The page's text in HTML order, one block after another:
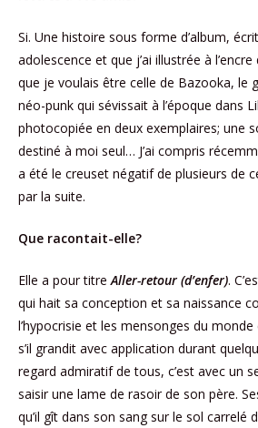
Si. Une histoire sous forme d’album,
adolescence et que j’ai illustrée à
que je voulais être celle de Bazooka, le
néo-punk qui sévissait à l’époque dans
photocopiée en deux exemplaires; une
destiné à moi seul… J’ai compris
a été le creuset négatif de plusieurs de
par la suite.
Que racontait-elle?
Elle a pour titreAller-retour (d’enfer).
qui hait sa conception et sa naissance
l’hypocrisie et les mensonges du
s’il grandit avec application durant
regard admiratif de tous, c’est avec un
saisir une lame de rasoir de son père.
qu’il gît dans son sang sur le sol carrelé